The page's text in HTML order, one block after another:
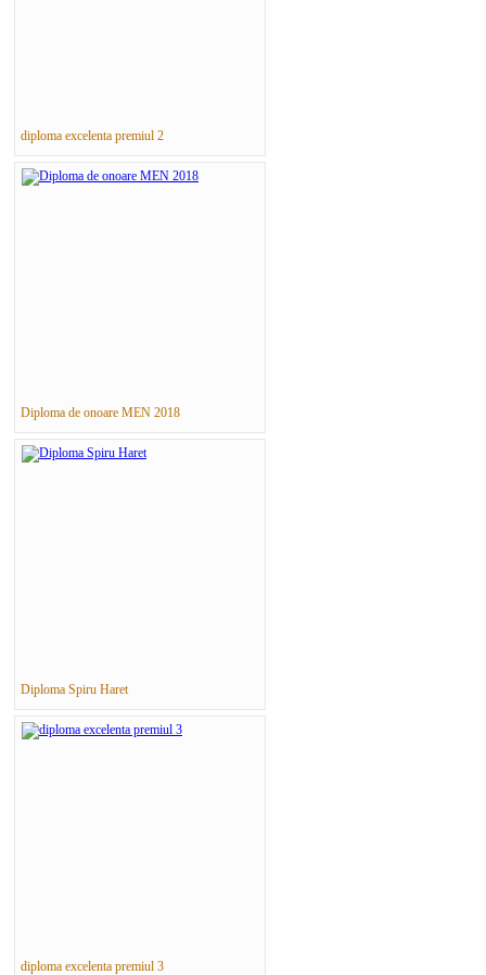
diploma excelenta premiul 2
Diploma de onoare MEN 2018
Diploma Spiru Haret
diploma excelenta premiul 3